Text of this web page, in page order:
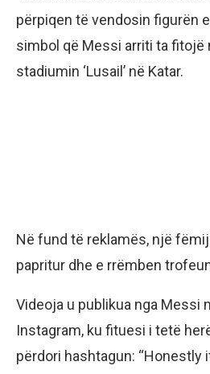
përpiqen të vendosin figurën
simbol që Messi arriti ta fitojë
stadiumin ‘Lusail’ në Katar.
Në fund të reklamës, një
papritur dhe e rrëmben
Videoja u publikua nga Messi
Instagram, ku fituesi i tetë
përdori hashtagun: “Honestly